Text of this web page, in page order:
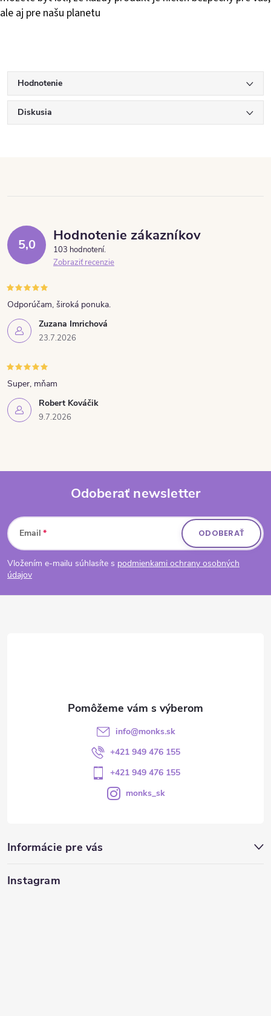
ale aj pre našu planetu
Hodnotenie
Diskusia
5,0
Hodnotenie zákazníkov
103 hodnotení
Zobraziť recenzie
Zuzana Imrichová
23.7.2026
Odporúčam, široká ponuka.
Robert Kováčik
9.7.2026
Super, mňam
Zápätie
Odoberať newsletter
Email
Vložením e-mailu súhlasíte s podmienkami ochrany osobných
údajov
ODOBERAŤ
Informácie pre vás
info@monks.sk
+421 949 476 155
+421 949 476 155
monks_sk
Instagram